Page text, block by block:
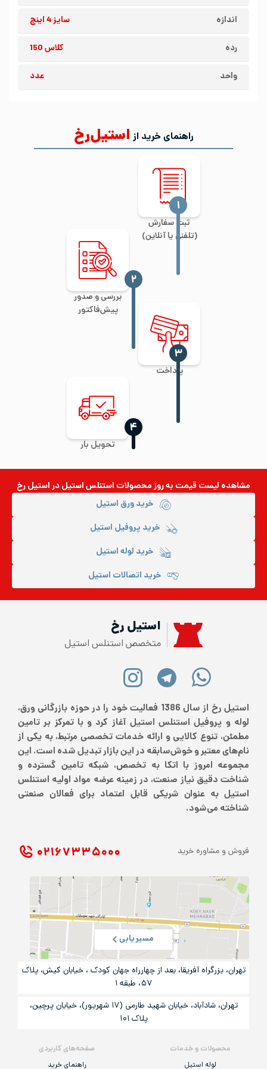
اندازه سایز 4 اینچ
رده کلاس 150
واحد عدد
راهنمای خرید از استیل‌رخ
ثبت سفارش
(تلفنی یا آنلاین)
‍۱
بررسی و صدور
پیش‌فاکتور
‍۲
پرداخت
‍۳
تحویل بار
‍۴
مشاهده لیست قیمت به روزمحصولات استنلس استیلدر استیل رخ
خرید ورق استیل
خرید پروفیل استیل
خرید لوله استیل
خرید اتصالات استیل
استیل رخ
متخصص استنلس استیل
استیل رخ از سال 1386 فعالیت خود را در حوزه بازرگانی ورق،
لوله و پروفیل استنلس استیل آغاز کرد و با تمرکز بر تامین
مطمئن، تنوع کالایی و ارائه خدمات تخصصی مرتبط، به یکی از
نام‌های معتبر و خوش‌سابقه در این بازار تبدیل شده است. این
مجموعه امروز با اتکا به تخصص، شبکه تامین گسترده و
شناخت دقیق نیاز صنعت، در زمینه عرضه مواد اولیه استنلس
استیل به عنوان شریکی قابل اعتماد برای فعالان صنعتی
شناخته می‌شود.
محصولات و خدمات
لوله استیل
صفحه‌های کاربردی
راهنمای خرید
فروش و مشاوره خرید ۰۲۱ ۶۷۳۳۵۰۰۰
مسیریابی
تهران، بزرگراه آفریقا، بعد از چهارراه جهان کودک ، خیابان کیش، پلاک
۵۷، طبقه ۱
تهران، شادآباد، خیابان شهید طارمی (۱۷ شهریور)، خیایان پرچین،
پلاک ۱۰۱